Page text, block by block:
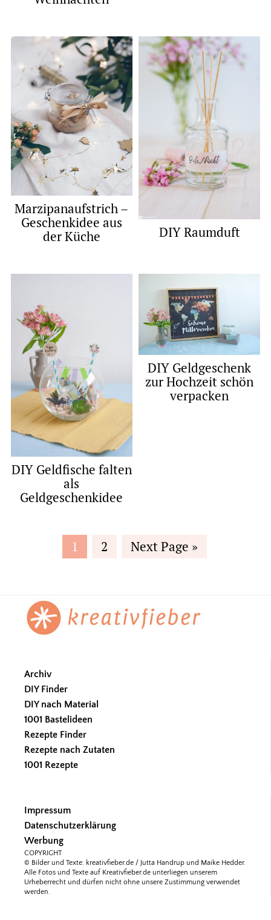
Marzipanaufstrich –
Geschenkidee aus
der Küche
DIY Raumduft
DIY Geldfische falten
als
Geldgeschenkidee
DIY Geldgeschenk
zur Hochzeit schön
verpacken
Page
1 Page
2
Go
Next Page »
Footer
Archiv
DIY Finder
DIY nach Material
1001 Bastelideen
Rezepte Finder
Rezepte nach Zutaten
1001 Rezepte
Impressum
Datenschutzerklärung
Werbung
COPYRIGHT
© Bilder und Texte: kreativfieber.de / Jutta Handrup und Maike Hedder.
Alle Fotos und Texte auf Kreativfieber.de unterliegen unserem
Urheberrecht und dürfen nicht ohne unsere Zustimmung verwendet
werden.